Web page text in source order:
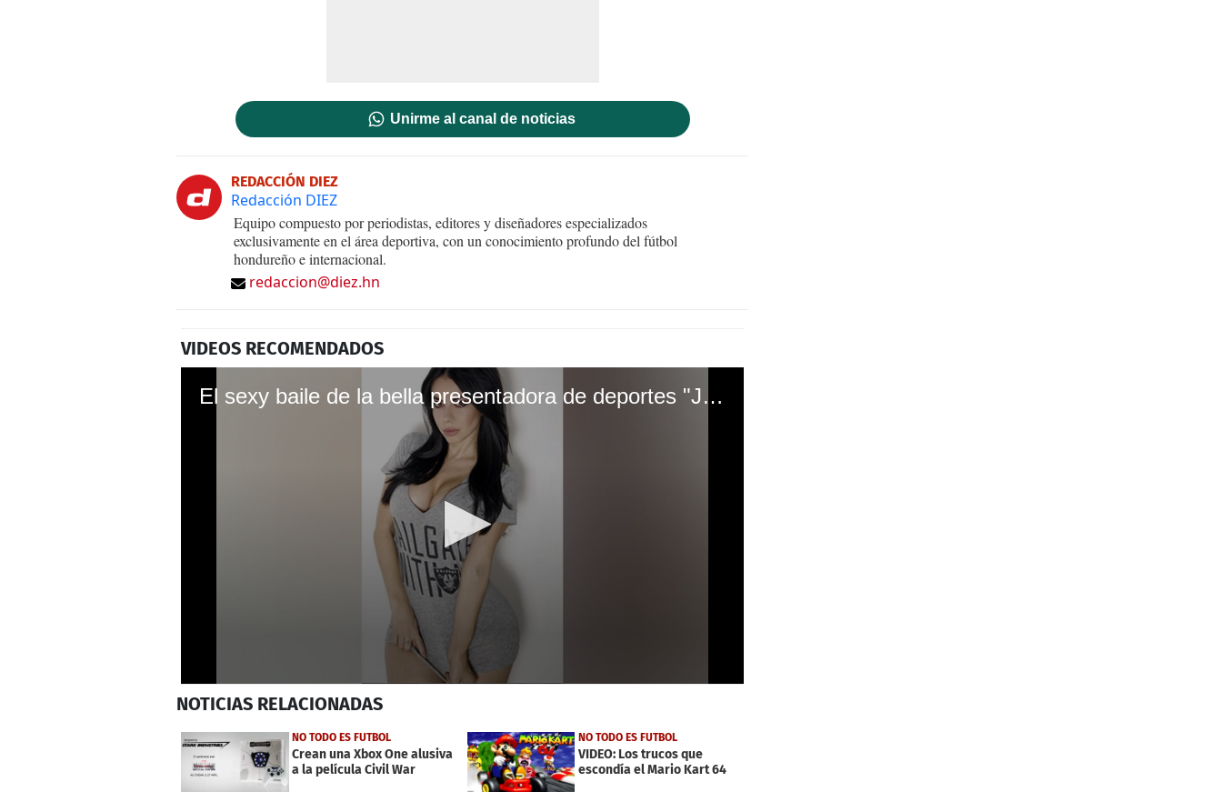
Unirme al canal de noticias
REDACCIÓN DIEZ
Redacción DIEZ
Equipo compuesto por periodistas, editores y diseñadores especializados
exclusivamente en el área deportiva, con un conocimiento profundo del fútbol
hondureño e internacional.
redaccion@diez.hn
VIDEOS RECOMENDADOS
El sexy baile de la bella presentadora de deportes "Jimena Sánchez" que enciende las redes sociales
seconds
1
minute,
47
seconds
Volume
NOTICIAS RELACIONADAS
NO TODO ES FUTBOL
Crean una Xbox One alusiva
a la película Civil War
NO TODO ES FUTBOL
VIDEO: Los trucos que
escondía el Mario Kart 64